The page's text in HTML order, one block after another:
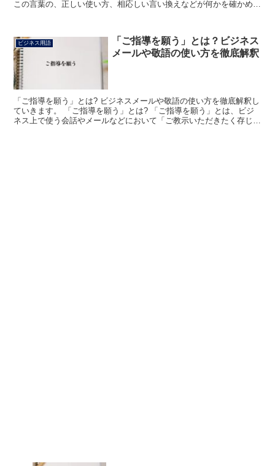
この言葉の、正しい使い方、相応しい言い換えなどが何かを確かめて
ビジネス用語
「ご指導を願う」とは？ビジネス
メールや敬語の使い方を徹底解釈
「ご指導を願う」とは? ビジネスメールや敬語の使い方を徹底解釈し
ていきます。 「ご指導を願う」とは? 「ご指導を願う」とは、ビジ
ネス上で使う会話やメールなどにおいて「ご教示いただきたく存じま